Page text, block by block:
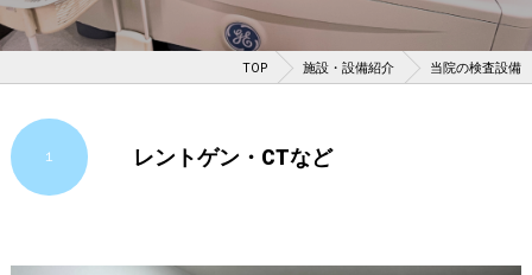
TOP 施設・設備紹介 当院の検査設備
レントゲン・CTなど
１